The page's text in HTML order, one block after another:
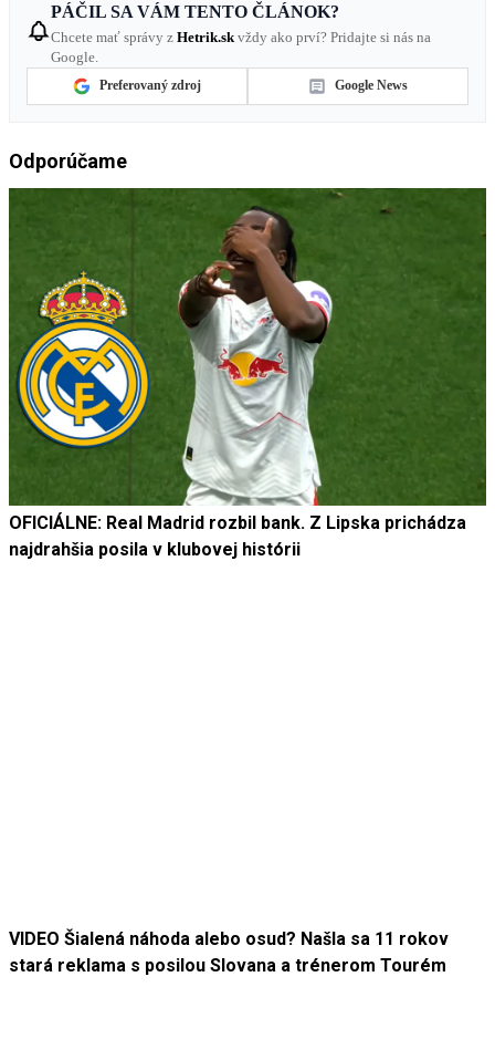
PÁČIL SA VÁM TENTO ČLÁNOK?
Chcete mať správy z Hetrik.sk vždy ako prví? Pridajte si nás na
Google.
Preferovaný zdroj Google News
Odporúčame
OFICIÁLNE: Real Madrid rozbil bank. Z Lipska prichádza
najdrahšia posila v klubovej histórii
VIDEO Šialená náhoda alebo osud? Našla sa 11 rokov
stará reklama s posilou Slovana a trénerom Tourém